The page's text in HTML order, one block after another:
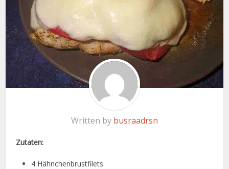
Written by busraadrsn
Zutaten:
4 Hähnchenbrustfilets